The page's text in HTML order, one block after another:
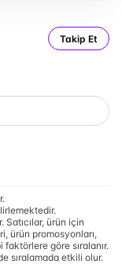
Takip Et
Satıcılar, ürün için
ürün promosyonları,
göre sıralanır.
sıralamada etkili olur.